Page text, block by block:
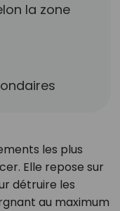
la zone
les plus
Elle repose sur
détruire les
au maximum